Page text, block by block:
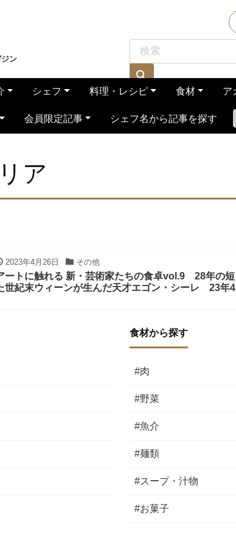
ン
シェフ 料理・レシピ 食材 ア
会員限定記事 シェフ名から記事を探す
ア
2023年4月26日 その他
ートに触れる 新・芸術家たちの食卓vol.9 28年の
世紀末ウィーンが生んだ天才エゴン・シーレ 23年
食材から探す
#肉
#野菜
#魚介
#麺類
#スープ・汁物
#お菓子